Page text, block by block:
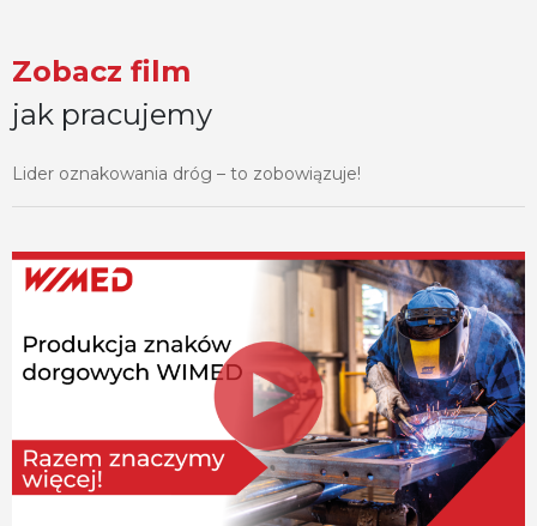
Zobacz film
jak pracujemy
Lider oznakowania dróg – to zobowiązuje!